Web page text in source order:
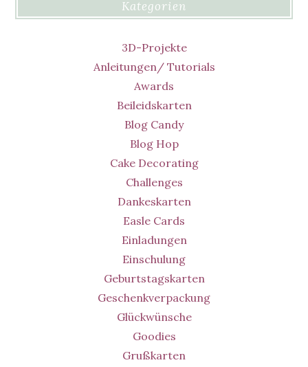
Kategorien
3D-Projekte
Anleitungen/ Tutorials
Awards
Beileidskarten
Blog Candy
Blog Hop
Cake Decorating
Challenges
Dankeskarten
Easle Cards
Einladungen
Einschulung
Geburtstagskarten
Geschenkverpackung
Glückwünsche
Goodies
Grußkarten